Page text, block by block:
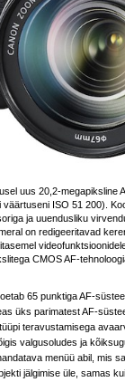
uus 20,2-megapiksline
väärtuseni ISO 51 200).
ja uuendusliku
on redigeeritavad
CMOS AF-
65 punktiga AF-
üks parimatest AF-
teravustamisega
valgusoludes ja
menüü abil, mis
jälgimise üle, samas